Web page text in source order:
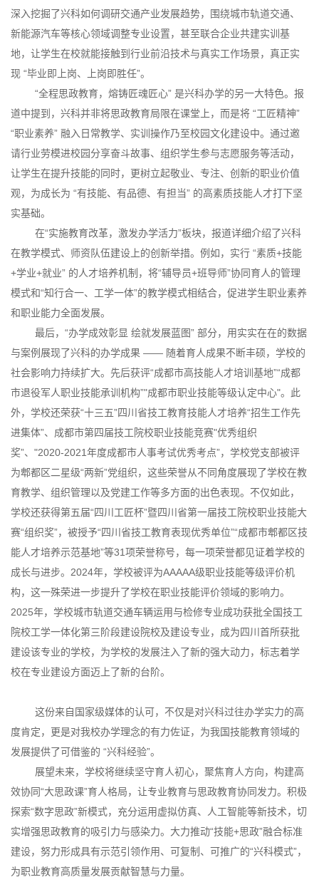
深入挖掘了兴科如何调研交通产业发展趋势，围绕城市轨道交通、
新能源汽车等核心领域调整专业设置，甚至联合企业共建实训基
地，让学生在校就能接触到行业前沿技术与真实工作场景，真正实
现 “毕业即上岗、上岗即胜任”。
“全程思政教育，熔铸匠魂匠心” 是兴科办学的另一大特色。报
道中提到，兴科并非将思政教育局限在课堂上，而是将 “工匠精神”
“职业素养” 融入日常教学、实训操作乃至校园文化建设中。通过邀
请行业劳模进校园分享奋斗故事、组织学生参与志愿服务等活动，
让学生在提升技能的同时，更树立起敬业、专注、创新的职业价值
观，为成长为 “有技能、有品德、有担当” 的高素质技能人才打下坚
实基础。
在“实施教育改革，激发办学活力”板块，报道详细介绍了兴科
在教学模式、师资队伍建设上的创新举措。例如，实行 “素质+技能
+学业+就业” 的人才培养机制，将“辅导员+班导师”协同育人的管理
模式和“知行合一、工学一体”的教学模式相结合，促进学生职业素养
和职业能力全面发展。
最后，“办学成效彰显 绘就发展蓝图” 部分，用实实在在的数据
与案例展现了兴科的办学成果 —— 随着育人成果不断丰硕，学校的
社会影响力持续扩大。先后获评“成都市高技能人才培训基地”“成都
市退役军人职业技能承训机构”"成都市职业技能等级认定中心"。此
外，学校还荣获“十三五”四川省技工教育技能人才培养“招生工作先
进集体”、成都市第四届技工院校职业技能竞赛"优秀组织
奖”、"2020-2021年度成都市人事考试优秀考点”，学校党支部被评
为郫都区二星级“两新”党组织，这些荣誉从不同角度展现了学校在教
育教学、组织管理以及党建工作等多方面的出色表现。不仅如此，
学校还获得第五届“四川工匠杯”暨四川省第一届技工院校职业技能大
赛“组织奖”，被授予“四川省技工教育表现优秀单位”“成都市郫都区技
能人才培养示范基地”等31项荣誉称号，每一项荣誉都见证着学校的
成长与进步。2024年，学校被评为AAAAA级职业技能等级评价机
构，这一殊荣进一步提升了学校在职业技能评价领域的影响力。
2025年，学校城市轨道交通车辆运用与检修专业成功获批全国技工
院校工学一体化第三阶段建设院校及建设专业，成为四川首所获批
建设该专业的学校，为学校的发展注入了新的强大动力，标志着学
校在专业建设方面迈上了新的台阶。
这份来自国家级媒体的认可，不仅是对兴科过往办学实力的高
度肯定，更是对我校办学理念的有力佐证，为我国技能教育领域的
发展提供了可借鉴的 “兴科经验”。
展望未来，学校将继续坚守育人初心，聚焦育人方向，构建高
效协同“大思政课”育人格局，让专业教育与思政教育协同发力。积极
探索“数字思政”新模式，充分运用虚拟仿真、人工智能等新技术，切
实增强思政教育的吸引力与感染力。大力推动“技能+思政”融合标准
建设，努力形成具有示范引领作用、可复制、可推广的“兴科模式”，
为职业教育高质量发展贡献智慧与力量。